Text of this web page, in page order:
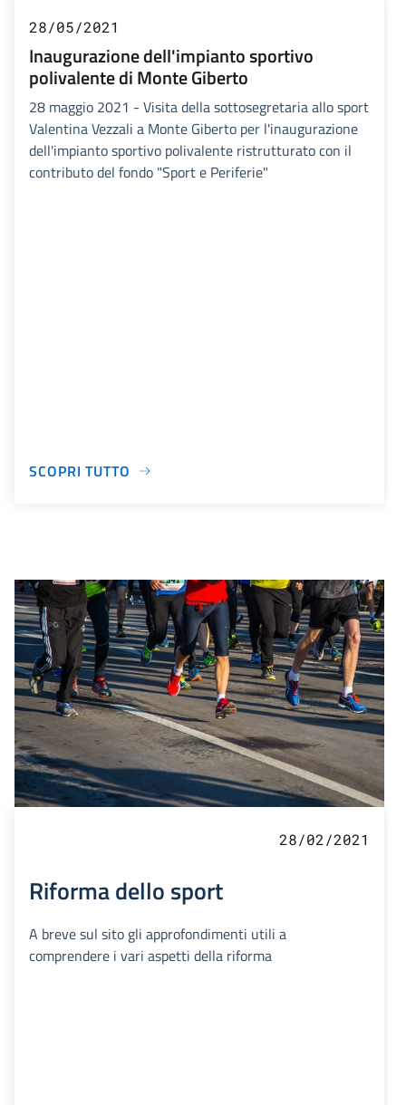
28/05/2021
Inaugurazione dell'impianto sportivo
polivalente di Monte Giberto
28 maggio 2021 - Visita della sottosegretaria allo sport
Valentina Vezzali a Monte Giberto per l'inaugurazione
dell'impianto sportivo polivalente ristrutturato con il
contributo del fondo "Sport e Periferie"
SCOPRI TUTTO
28/02/2021
Riforma dello sport
A breve sul sito gli approfondimenti utili a
comprendere i vari aspetti della riforma